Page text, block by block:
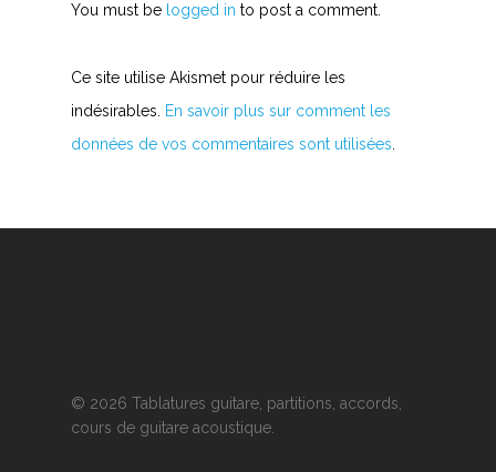
You must be logged in to post a comment.
Ce site utilise Akismet pour réduire les
indésirables.
En savoir plus sur comment les
données de vos commentaires sont utilisées
© 2026 Tablatures guitare, partitions, accords,
cours de guitare acoustique.